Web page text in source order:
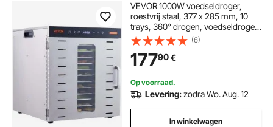
VEVOR 1000W voedseldroger,
roestvrij staal, 377 x 285 mm, 10
trays, 360° drogen, voedseldroger,
temperatuurregeling, timer van 0,5
tot 48 uur,
oververhittingsbeveiliging,
receptenboekje voor vlees, fruit en
groenten
(6)
17790€
Op voorraad.
Levering:zodra Wo. Aug. 12
In winkelwagen